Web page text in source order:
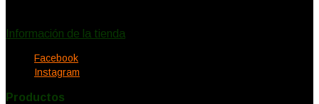
Información de la tienda
Facebook
Instagram
Productos